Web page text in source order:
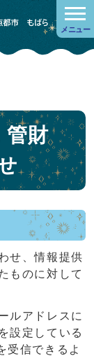
メニュー
管財
せ、情報提供
ものに対して
ルアドレスに
設定している
信できるよ